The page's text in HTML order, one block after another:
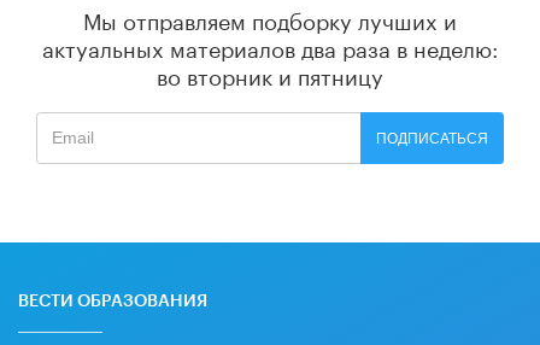
Мы отправляем подборку лучших и
актуальных материалов два раза в неделю:
во вторник и пятницу
ПОДПИСАТЬСЯ
ВЕСТИ ОБРАЗОВАНИЯ